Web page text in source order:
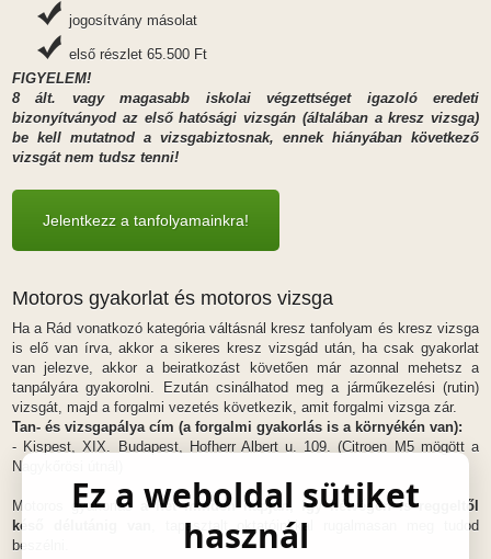
jogosítvány másolat
első részlet 65.500 Ft
FIGYELEM!
8 ált. vagy magasabb iskolai végzettséget igazoló eredeti
bizonyítványod az első hatósági vizsgán (általában a kresz vizsga)
be kell mutatnod a vizsgabiztosnak, ennek hiányában következő
vizsgát nem tudsz tenni!
Jelentkezz a tanfolyamainkra!
Motoros gyakorlat és motoros vizsga
Ha a Rád vonatkozó kategória váltásnál kresz tanfolyam és kresz vizsga
is elő van írva, akkor a sikeres kresz vizsgád után, ha csak gyakorlat
van jelezve, akkor a beiratkozást követően már azonnal mehetsz a
tanpályára gyakorolni. Ezután csinálhatod meg a járműkezelési (rutin)
vizsgát, majd a forgalmi vezetés következik, amit forgalmi vizsga zár.
Tan- és vizsgapálya cím (a forgalmi gyakorlás is a környékén van):
- Kispest, XIX. Budapest, Hofherr Albert u. 109. (Citroen M5 mögött a
Nagykőrösi útnál)
Motoros gyakorlás
a hét minden napján, így hétvégén is reggeltől
késő délutánig van
, tapasztalt oktatóinkkal rugalmasan meg tudod
beszélni.
Ez a weboldal sütiket
használ